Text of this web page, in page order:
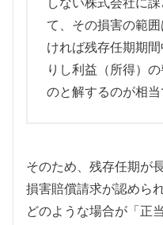
て、その損害の範
ければ残存任期期
りし利益（所得）
のと解するのが相当
そのため、残存任期が
損害賠償請求が認めら
どのような場合が「正